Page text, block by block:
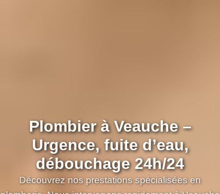
Plombier à Veauche –
Urgence, fuite d’eau,
débouchage 24h/24
Découvrez nos prestations spécialisées en